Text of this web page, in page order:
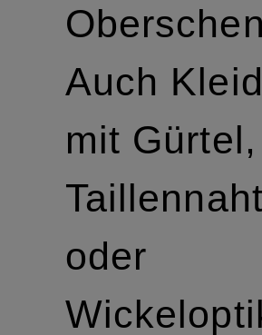
Auch
mit Gürtel,
Taillennaht
oder